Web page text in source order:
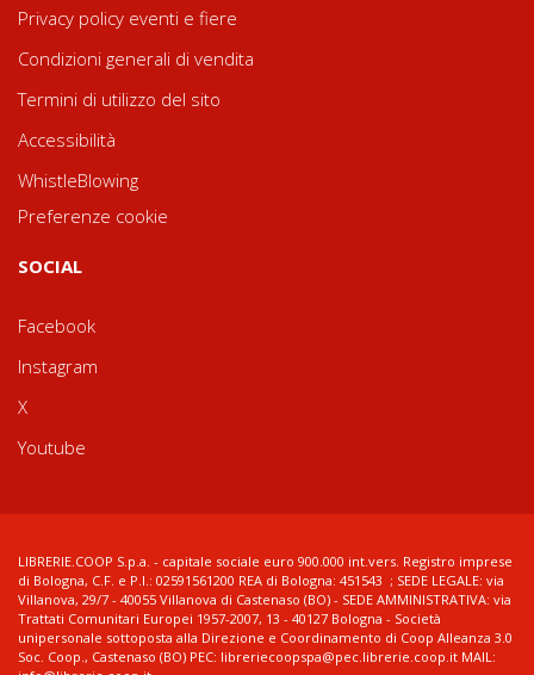
Privacy policy eventi e fiere
Condizioni generali di vendita
Termini di utilizzo del sito
Accessibilità
WhistleBlowing
Preferenze cookie
SOCIAL
Facebook
Instagram
X
Youtube
LIBRERIE.COOP S.p.a. - capitale sociale euro 900.000 int.vers. Registro imprese
di Bologna, C.F. e P.I.: 02591561200 REA di Bologna: 451543 ; SEDE LEGALE: via
Villanova, 29/7 - 40055 Villanova di Castenaso (BO) - SEDE AMMINISTRATIVA: via
Trattati Comunitari Europei 1957-2007, 13 - 40127 Bologna - Società
unipersonale sottoposta alla Direzione e Coordinamento di Coop Alleanza 3.0
Soc. Coop., Castenaso (BO) PEC: libreriecoopspa@pec.librerie.coop.it MAIL: